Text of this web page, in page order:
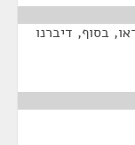
בסוף, דיברנו